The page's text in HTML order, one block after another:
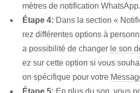
mètres de notification WhatsApp.
Étape 4: Dans la section «
rez différentes options à
a possibilité de changer le son
ez sur cette option si vous
on spécifique pour votre